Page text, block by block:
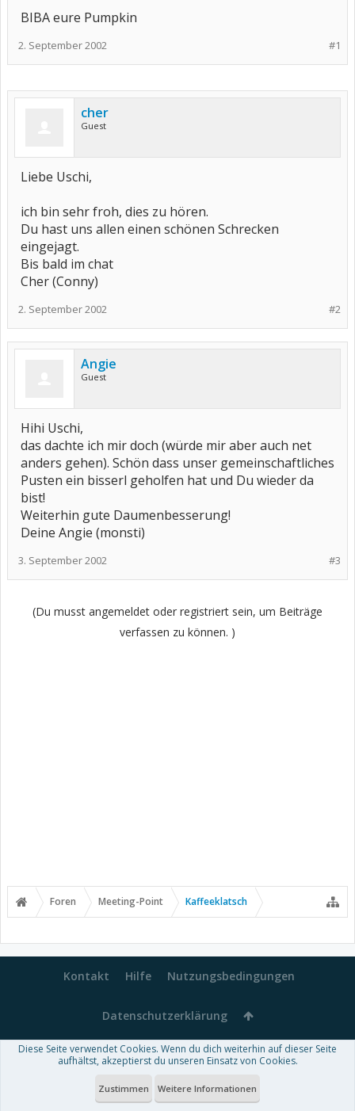
BIBA eure Pumpkin
#1
2. September 2002
cher
Guest
Liebe Uschi,
ich bin sehr froh, dies zu hören.
Du hast uns allen einen schönen Schrecken
eingejagt.
Bis bald im chat
Cher (Conny)
#2
2. September 2002
Angie
Guest
Hihi Uschi,
das dachte ich mir doch (würde mir aber auch net
anders gehen). Schön dass unser gemeinschaftliches
Pusten ein bisserl geholfen hat und Du wieder da
bist!
Weiterhin gute Daumenbesserung!
Deine Angie (monsti)
#3
3. September 2002
(Du musst angemeldet oder registriert sein, um Beiträge
verfassen zu können. )
Foren Meeting-Point Kaffeeklatsch
Kontakt Hilfe Nutzungsbedingungen
Datenschutzerklärung
Forum software by XenForo™-Deutsch von xenDach
Theme designed byThemeHouse
Diese Seite verwendet Cookies. Wenn du dich weiterhin auf dieser Seite
aufhältst, akzeptierst du unseren Einsatz von Cookies.
Zustimmen Weitere Informationen